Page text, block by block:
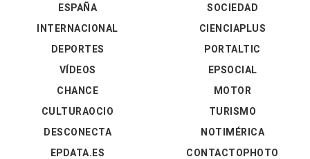
ESPAÑA
INTERNACIONAL
DEPORTES
VÍDEOS
SOCIEDAD
CIENCIAPLUS
PORTALTIC
EPSOCIAL
CHANCE
CULTURAOCIO
DESCONECTA
EPDATA.ES
MOTOR
TURISMO
NOTIMÉRICA
CONTACTOPHOTO